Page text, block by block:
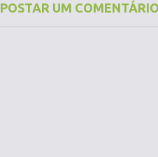
POSTAR UM